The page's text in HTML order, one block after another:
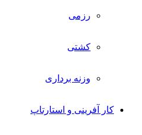
رزمی
کشتی
وزنه برداری
کار آفرینی و استارتاپ